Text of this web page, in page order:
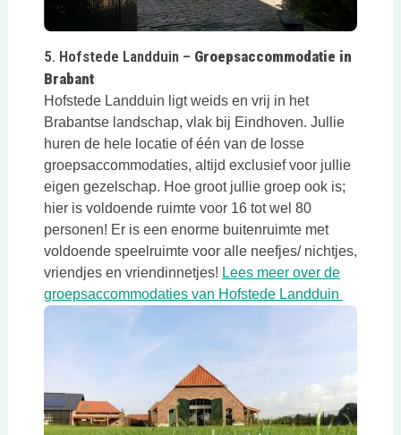
5. Hofstede Landduin – Groepsaccommodatie in
Brabant
Hofstede Landduin ligt weids en vrij in het
Brabantse landschap, vlak bij Eindhoven. Jullie
huren de hele locatie of één van de losse
groepsaccommodaties, altijd exclusief voor jullie
eigen gezelschap. Hoe groot jullie groep ook is;
hier is voldoende ruimte voor 16 tot wel 80
personen! Er is een enorme buitenruimte met
voldoende speelruimte voor alle neefjes/ nichtjes,
vriendjes en vriendinnetjes! Lees meer over de
groepsaccommodaties van Hofstede Landduin